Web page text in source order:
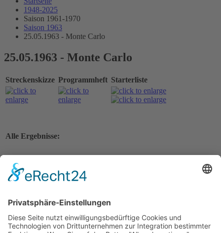
1948-2025
Saison 1961-1970
Saison 1963
25.05.1963 - Monte Carlo
25.05.1963 - Monte Carlo
Streckenskizze Programmheft Starterliste
Alle Ergebnisse:
Nennungsliste
Gesamtergebnis Zeittraining 1+2
Startaufstellung Vorlauf 1